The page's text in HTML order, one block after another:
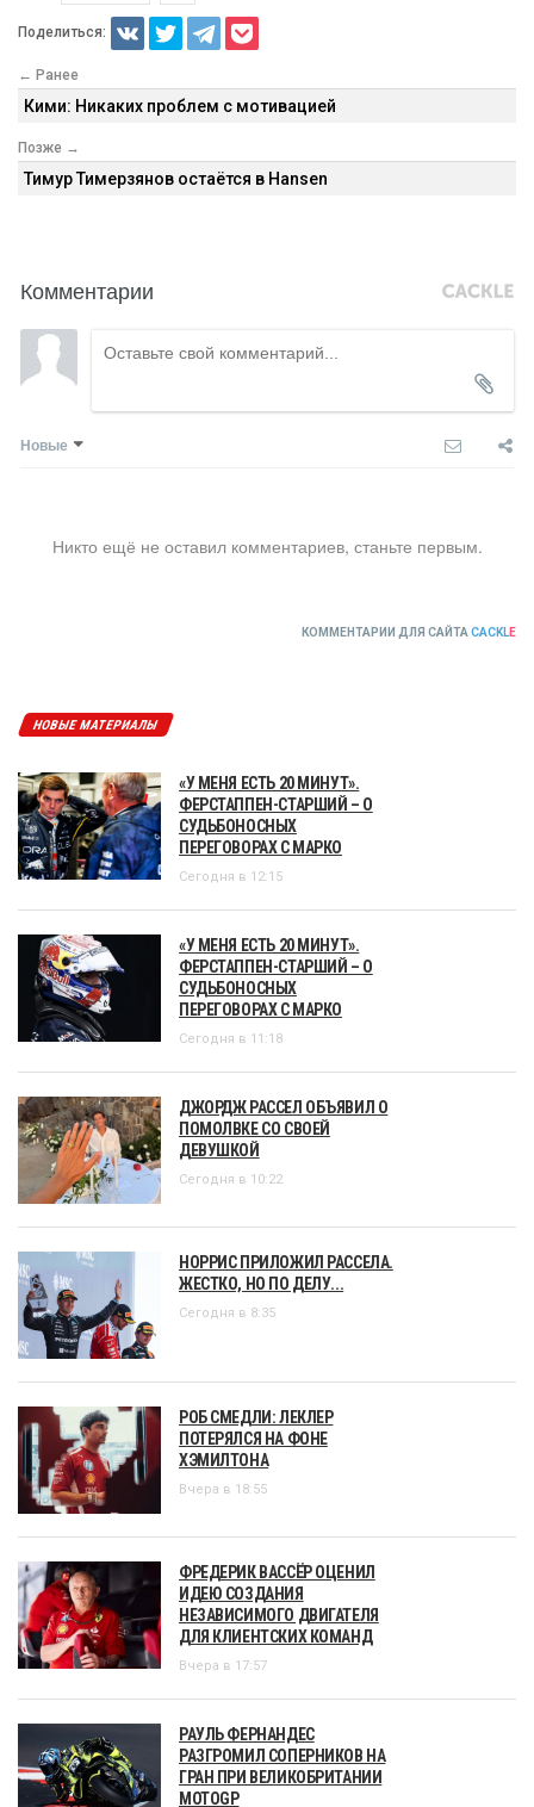
Поделиться:
← Ранее
Кими: Никаких проблем с мотивацией
Позже →
Тимур Тимерзянов остаётся в Hansen
Комментарии
Новые
Никто ещё не оставил комментариев, станьте первым.
КОММЕНТАРИИ ДЛЯ САЙТА CACKLE
НОВЫЕ МАТЕРИАЛЫ
«У МЕНЯ ЕСТЬ 20 МИНУТ».
ФЕРСТАППЕН-СТАРШИЙ – О
СУДЬБОНОСНЫХ
ПЕРЕГОВОРАХ С МАРКО
Сегодня в 12:15
«У МЕНЯ ЕСТЬ 20 МИНУТ».
ФЕРСТАППЕН-СТАРШИЙ – О
СУДЬБОНОСНЫХ
ПЕРЕГОВОРАХ С МАРКО
Сегодня в 11:18
ДЖОРДЖ РАССЕЛ ОБЪЯВИЛ О
ПОМОЛВКЕ СО СВОЕЙ
ДЕВУШКОЙ
Сегодня в 10:22
НОРРИС ПРИЛОЖИЛ РАССЕЛА.
ЖЕСТКО, НО ПО ДЕЛУ...
Сегодня в 8:35
РОБ СМЕДЛИ: ЛЕКЛЕР
ПОТЕРЯЛСЯ НА ФОНЕ
ХЭМИЛТОНА
Вчера в 18:55
ФРЕДЕРИК ВАССЁР ОЦЕНИЛ
ИДЕЮ СОЗДАНИЯ
НЕЗАВИСИМОГО ДВИГАТЕЛЯ
ДЛЯ КЛИЕНТСКИХ КОМАНД
Вчера в 17:57
РАУЛЬ ФЕРНАНДЕС
РАЗГРОМИЛ СОПЕРНИКОВ НА
ГРАН ПРИ ВЕЛИКОБРИТАНИИ
MOTOGP